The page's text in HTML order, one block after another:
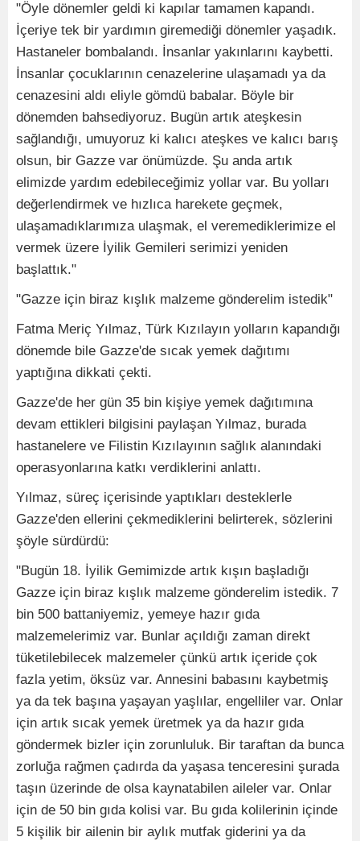
"Öyle dönemler geldi ki kapılar tamamen kapandı.
İçeriye tek bir yardımın giremediği dönemler yaşadık.
Hastaneler bombalandı. İnsanlar yakınlarını kaybetti.
İnsanlar çocuklarının cenazelerine ulaşamadı ya da
cenazesini aldı eliyle gömdü babalar. Böyle bir
dönemden bahsediyoruz. Bugün artık ateşkesin
sağlandığı, umuyoruz ki kalıcı ateşkes ve kalıcı barış
olsun, bir Gazze var önümüzde. Şu anda artık
elimizde yardım edebileceğimiz yollar var. Bu yolları
değerlendirmek ve hızlıca harekete geçmek,
ulaşamadıklarımıza ulaşmak, el veremediklerimize el
vermek üzere İyilik Gemileri serimizi yeniden
başlattık."
"Gazze için biraz kışlık malzeme gönderelim istedik"
Fatma Meriç Yılmaz, Türk Kızılayın yolların kapandığı
dönemde bile Gazze'de sıcak yemek dağıtımı
yaptığına dikkati çekti.
Gazze'de her gün 35 bin kişiye yemek dağıtımına
devam ettikleri bilgisini paylaşan Yılmaz, burada
hastanelere ve Filistin Kızılayının sağlık alanındaki
operasyonlarına katkı verdiklerini anlattı.
Yılmaz, süreç içerisinde yaptıkları desteklerle
Gazze'den ellerini çekmediklerini belirterek, sözlerini
şöyle sürdürdü:
"Bugün 18. İyilik Gemimizde artık kışın başladığı
Gazze için biraz kışlık malzeme gönderelim istedik. 7
bin 500 battaniyemiz, yemeye hazır gıda
malzemelerimiz var. Bunlar açıldığı zaman direkt
tüketilebilecek malzemeler çünkü artık içeride çok
fazla yetim, öksüz var. Annesini babasını kaybetmiş
ya da tek başına yaşayan yaşlılar, engelliler var. Onlar
için artık sıcak yemek üretmek ya da hazır gıda
göndermek bizler için zorunluluk. Bir taraftan da bunca
zorluğa rağmen çadırda da yaşasa tenceresini şurada
taşın üzerinde de olsa kaynatabilen aileler var. Onlar
için de 50 bin gıda kolisi var. Bu gıda kolilerinin içinde
5 kişilik bir ailenin bir aylık mutfak giderini ya da